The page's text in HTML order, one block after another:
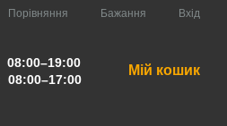
Порівняння Бажання Вхід
08:00–17:00
Мій кошик